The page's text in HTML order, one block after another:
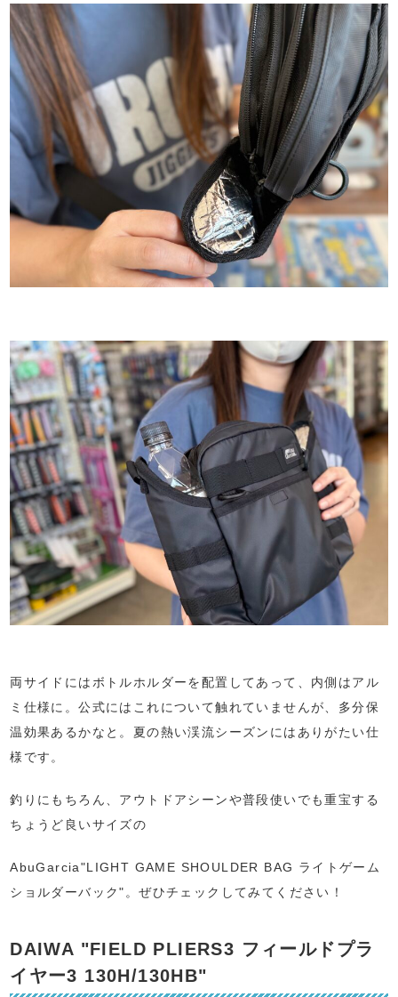
両サイドにはボトルホルダーを配置してあって、内側はアル
ミ仕様に。公式にはこれについて触れていませんが、多分保
温効果あるかなと。夏の熱い渓流シーズンにはありがたい仕
様です。
釣りにもちろん、アウトドアシーンや普段使いでも重宝する
ちょうど良いサイズの
AbuGarcia"LIGHT GAME SHOULDER BAG ライトゲーム
ショルダーバック"。ぜひチェックしてみてください！
DAIWA "FIELD PLIERS3 フィールドプラ
イヤー3 130H/130HB"